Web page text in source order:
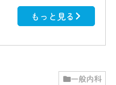
もっと見る
一般内科